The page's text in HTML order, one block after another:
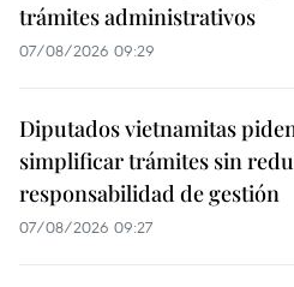
trámites administrativos
07/08/2026 09:29
Diputados vietnamitas
simplificar trámites sin
responsabilidad de gestión
07/08/2026 09:27